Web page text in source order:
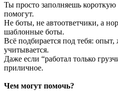
Ты просто заполняешь
помогут.
Не боты, не автоответчики, а
шаблонные боты.
Всё подбирается под тебя:
учитывается.
Даже если “работал только
приличное.
Чем могут помочь?